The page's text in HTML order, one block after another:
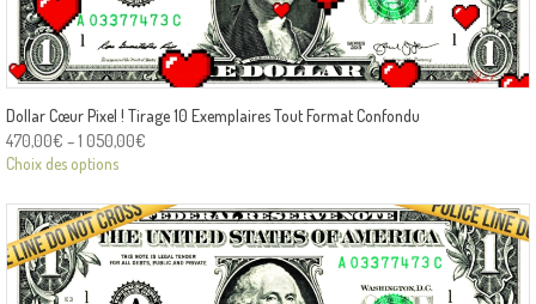
Dollar Cœur Pixel ! Tirage 10 Exemplaires Tout Format Confondu
470,00€ –1 050,00€
Choix des options